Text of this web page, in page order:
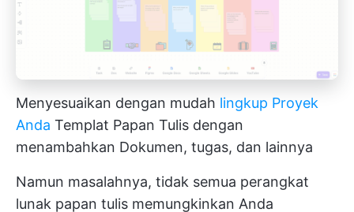
Menyesuaikan dengan mudah lingkup Proyek
Anda Templat Papan Tulis dengan
menambahkan Dokumen, tugas, dan lainnya
Namun masalahnya, tidak semua perangkat
lunak papan tulis memungkinkan Anda